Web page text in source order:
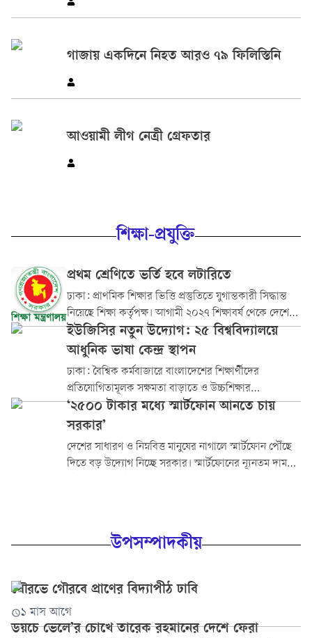
গাজায় একদিনে নিহত আরও ৭৯ ফিলিস্তিনি
আওয়ামী লীগ নেত্রী গ্রেফতার
শিক্ষা-প্রযুক্তি
প্রথম শ্রেণিতে ভর্তি হবে লটারিতে
ঢাকা: প্রাথমিক শিক্ষার ভিত্তি প্রস্তুতিতে যুগান্তকারী সিদ্ধান্ত
নিয়েছে শিক্ষা কর্তৃপক্ষ। আগামী ২০২৭ শিক্ষাবর্ষ থেকে দেশের
সকল প্রাথমিক বিদ্যালয়ে প্রথম শ্রেণিতে...
ইউজিসির নতুন উদ্যোগ: ২৫ বিশ্ববিদ্যালয়ে
আধুনিক ভাষা কেন্দ্র স্থাপন
ঢাকা: বৈশ্বিক কর্মবাজারে বাংলাদেশের শিক্ষার্থীদের
প্রতিযোগিতামূলক সক্ষমতা বাড়াতে ও উচ্চশিক্ষার
আন্তর্জাতিকীকরণ নিশ্চিত করতে দেশের ২৫টি পাবলিক ও
বেসরকারি বিশ্ববিদ্যালয়ে আধুনিক...
‘২৫০০ টাকার মধ্যে স্মার্টফোন আনতে চায়
সরকার’
দেশের সাধারণ ও নিম্নবিত্ত মানুষের নাগালে স্মার্টফোন পৌঁছে
দিতে বড় উদ্যোগ নিচ্ছে সরকার। স্মার্টফোনের ন্যূনতম দাম
উপসম্পাদকীয়
সৌরভে গৌরবে প্রাণের বিদ্যাপীঠ ঢাবি
১ মাস আগে
ডয়চে ভেলে’র চোখে তারেক রহমানের দেশে ফেরা